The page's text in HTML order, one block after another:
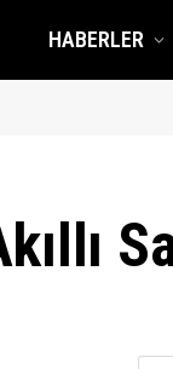
HABERLER